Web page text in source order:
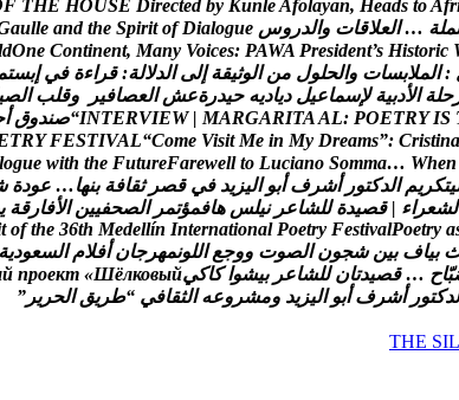
F THE HOUSE Directed by KunleAfolayan, Heads toAfr
ملة … العلقات والدر وس aulle and the Spirit of Dialogue
dOne Continent, Many Voices: PAWA President’s Historic
: الملبسات والحلول من الوثيقة إلى الدللة: قراءة في إبست
حلة الدبية لسماعيل دياديه حيدرةعش العصافير وقلب الص
INTERVIEW | MARGARITA AL: POETRY IS
“صندوق أ
TRY FESTIVAL“Come Visit Me in My Dreams”: Cristina
logue with the FutureFarewell to Luciano Somma… When
يتكريم الدكتور أشرف أبو اليزيد في قصر ثقافة بنها… عودة
لشعراء | قصيدة للشاعر نيلس هافمؤتمر الصحفيين الفارقة ي
t of the 36th Medellín International Poetry FestivalPoetry a
بياف بين شجون الصوت ووجع اللونمهرجان أفلم السعودية
باح … قصيدتان للشاعر بيشوا كاكي й проект «Шёлковый
لدكتور أشرف أبو اليزيد ومشر وعه الثقافي “طريق الحرير ”